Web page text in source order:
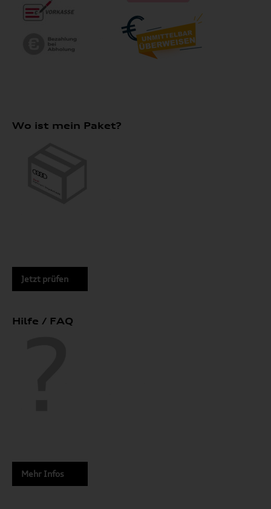
Wo ist mein Paket?
Jetzt prüfen
Hilfe / FAQ
Mehr Infos